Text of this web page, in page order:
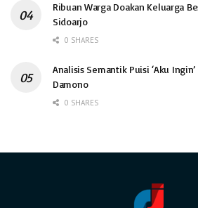
Ribuan Warga Doakan Keluarga
Sidoarjo
0 SHARES
Analisis Semantik Puisi ‘Aku
Damono
0 SHARES